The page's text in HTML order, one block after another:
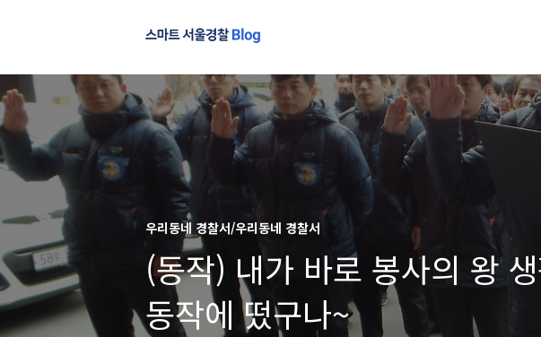
우리동네 경찰서/우리동네 경찰서
(동작) 내가 바로 봉사의 왕
동작에 떴구나~